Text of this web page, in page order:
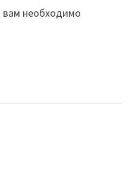
необходимо